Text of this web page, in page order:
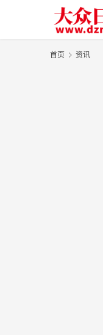
首页 资讯